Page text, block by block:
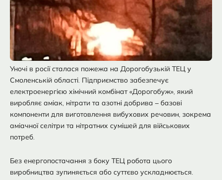
Уночі в росії сталася пожежа на Дорогобузькій ТЕЦ у
Смоленській області. Підприємство забезпечує
електроенергією хімічний комбінат «Дорогобуж», який
виробляє аміак, нітрати та азотні добрива – базові
компоненти для виготовлення вибухових речовин, зокрема
аміачної селітри та нітратних сумішей для військових
потреб.
Без енергопостачання з боку ТЕЦ робота цього
виробництва зупиняється або суттєво ускладнюється.